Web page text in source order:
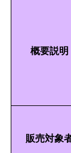
概要説明
販売対象